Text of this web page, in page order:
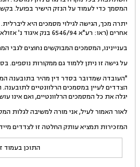
המסמך כדי לעמוד על הנזק הישיר בפועל.
יתרה מכך, הגישה לגילוי מסמכים היא
אחרים (ראו: רע"א 6546/94 בנק איגוד נ' אזולאי הנרי, פ"ד מט (4) 54 וכן ראו: רע"א 2534/02 יהודה שמשון נ' בנק הפועלים בע"מ ואח', פ"ד נו (5), 193)).
בעניינינו, המסמכים המבוקשים נחוצים לגבי
על גישה זו ניתן ללמוד גם ממקורות נוספים. בספר
יגלה את כל המסמכים הרלוונטיים, ואם אינו
לאור האמור לעיל, אני מורה למשיבה לגלות המסמכים
המזכירות תמציא עותק החלטה זו לצדדים
התוכן בעמוד